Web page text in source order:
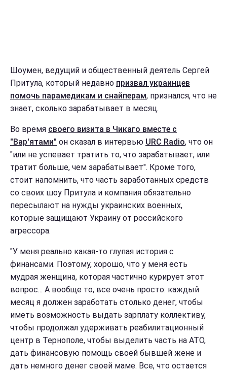
Шоумен, ведущий и общественный деятель Сергей
Притула, который недавно призвал украинцев
помочь парамедикам и снайперам, признался, что не
знает, сколько зарабатывает в месяц.
Во время своего визита в Чикаго вместе с
"Вар'ятами" он сказал в интервью URC Radio, что он
"или не успевает тратить то, что зарабатывает, или
тратит больше, чем зарабатывает". Кроме того,
стоит напомнить, что часть заработанных средств
со своих шоу Притула и компания обязательно
пересылают на нужды украинских военных,
которые защищают Украину от российского
агрессора.
"У меня реально какая-то глупая история с
финансами. Поэтому, хорошо, что у меня есть
мудрая женщина, которая частично курирует этот
вопрос... А вообще то, все очень просто: каждый
месяц я должен заработать столько денег, чтобы
иметь возможность выдать зарплату коллективу,
чтобы продолжал удерживать реабилитационный
центр в Тернополе, чтобы выделить часть на АТО,
дать финансовую помощь своей бывшей жене и
дать немного денег своей маме. Все, что остается